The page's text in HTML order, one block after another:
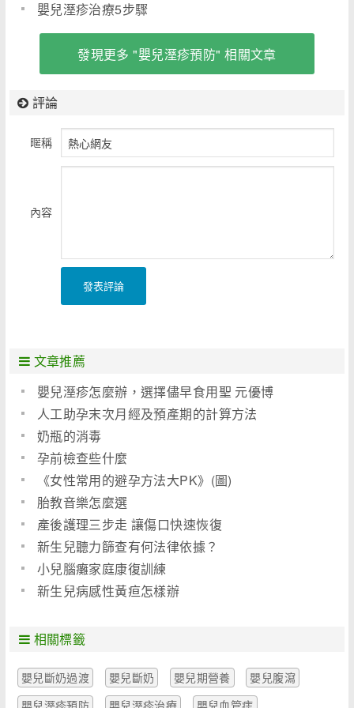
嬰兒溼疹治療5步驟
發現更多 "嬰兒溼疹預防" 相關文章
評論
暱稱
內容
發表評論
文章推薦
嬰兒溼疹怎麼辦，選擇儘早食用聖 元優博
人工助孕末次月經及預產期的計算方法
奶瓶的消毒
孕前檢查些什麼
《女性常用的避孕方法大PK》(圖)
胎教音樂怎麼選
產後護理三步走 讓傷口快速恢復
新生兒聽力篩查有何法律依據？
小兒腦癱家庭康復訓練
新生兒病感性黃疸怎樣辦
相關標籤
嬰兒斷奶過渡 嬰兒斷奶 嬰兒期營養
嬰兒腹瀉